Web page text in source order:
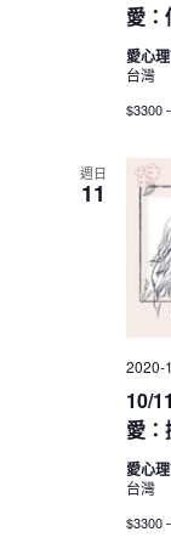
愛
愛心
台灣
$3300
週日
11
10/
愛
2020-
愛心
台灣
$3300